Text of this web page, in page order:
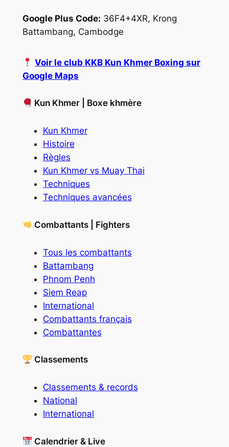
Google Plus Code: 36F4+4XR, Krong
Battambang, Cambodge
Voir le club KKB Kun Khmer Boxing sur
Google Maps
Kun Khmer | Boxe khmère
Kun Khmer
Histoire
Règles
Kun Khmer vs Muay Thai
Techniques
Techniques avancées
Combattants | Fighters
Tous les combattants
Battambang
Phnom Penh
Siem Reap
International
Combattants français
Combattantes
Classements
Classements & records
National
International
Calendrier & Live